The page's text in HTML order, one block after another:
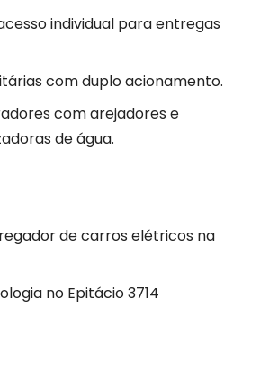
individual para entregas
com duplo acionamento.
com arejadores e
de água.
de carros elétricos na
no Epitácio 3714